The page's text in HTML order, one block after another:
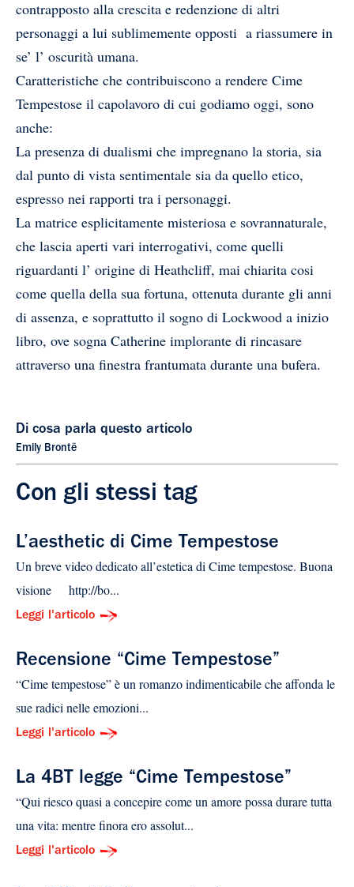
contrapposto alla crescita e redenzione di altri
personaggi a lui sublimemente opposti a riassumere in
se’ l’ oscurità umana.
Caratteristiche che contribuiscono a rendere Cime
Tempestose il capolavoro di cui godiamo oggi, sono
anche:
La presenza di dualismi che impregnano la storia, sia
dal punto di vista sentimentale sia da quello etico,
espresso nei rapporti tra i personaggi.
La matrice esplicitamente misteriosa e sovrannaturale,
che lascia aperti vari interrogativi, come quelli
riguardanti l’ origine di Heathcliff, mai chiarita cosi
come quella della sua fortuna, ottenuta durante gli anni
di assenza, e soprattutto il sogno di Lockwood a inizio
libro, ove sogna Catherine implorante di rincasare
attraverso una finestra frantumata durante una bufera.
Di cosa parla questo articolo
Emily Brontë
Con gli stessi tag
L’aesthetic di Cime Tempestose
Un breve video dedicato all’estetica di Cime tempestose. Buona
visione http://bo...
Leggi l'articolo
Recensione “Cime Tempestose”
“Cime tempestose” è un romanzo indimenticabile che affonda le
sue radici nelle emozioni...
Leggi l'articolo
La 4BT legge “Cime Tempestose”
“Qui riesco quasi a concepire come un amore possa durare tutta
una vita: mentre finora ero assolut...
Leggi l'articolo